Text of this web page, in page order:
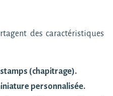
des caractéristiques
(chapitrage).
personnalisée.